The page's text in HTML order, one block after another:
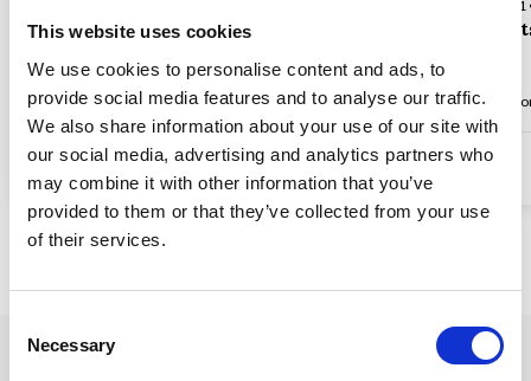
This website uses cookies
We use cookies to personalise content and ads, to
provide social media features and to analyse our traffic.
We also share information about your use of our site with
our social media, advertising and analytics partners who
may combine it with other information that you’ve
provided to them or that they’ve collected from your use
of their services.
Selection
Necessary
Utsikt i St-Paul-de-Vence
Opp til 12 personer 5 soverom 4 baderom Opp til 1 hund(er)
15.929,57 DKK
fra15.310,57 DKK
Hus-ID
Vakker
Opp til 8